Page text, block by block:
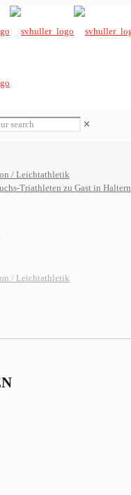
✕
/ Leichtathletik
Triathleten zu Gast in Haltern
/ Leichtathletik